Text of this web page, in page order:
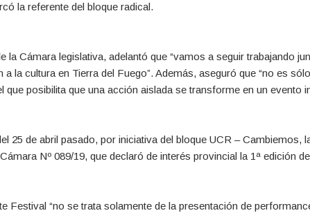
la referente del bloque radical.
la Cámara legislativa, adelantó que “vamos a seguir trabajando
la cultura en Tierra del Fuego”. Además, aseguró que “no es
posibilita que una acción aislada se transforme en un evento
25 de abril pasado, por iniciativa del bloque UCR – Cambiemos,
Nº 089/19, que declaró de interés provincial la 1ª edición
Festival “no se trata solamente de la presentación de